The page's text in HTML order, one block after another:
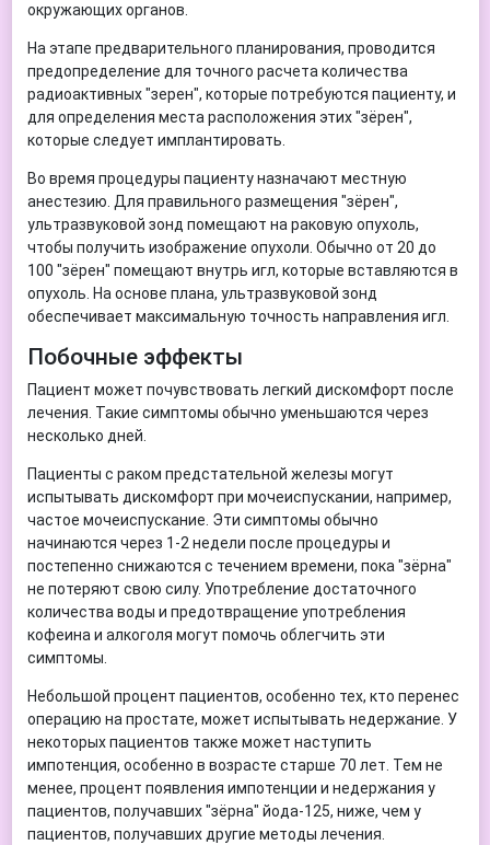
окружающих органов.
На этапе предварительного планирования, проводится
предопределение для точного расчета количества
радиоактивных "зерен", которые потребуются пациенту, и
для определения места расположения этих "зёрен",
которые следует имплантировать.
Во время процедуры пациенту назначают местную
анестезию. Для правильного размещения "зёрен",
ультразвуковой зонд помещают на раковую опухоль,
чтобы получить изображение опухоли. Обычно от 20 до
100 "зёрен" помещают внутрь игл, которые вставляются в
опухоль. На основе плана, ультразвуковой зонд
обеспечивает максимальную точность направления игл.
Побочные эффекты
Пациент может почувствовать легкий дискомфорт после
лечения. Такие симптомы обычно уменьшаются через
несколько дней.
Пациенты с раком предстательной железы могут
испытывать дискомфорт при мочеиспускании, например,
частое мочеиспускание. Эти симптомы обычно
начинаются через 1-2 недели после процедуры и
постепенно снижаются с течением времени, пока "зёрна"
не потеряют свою силу. Употребление достаточного
количества воды и предотвращение употребления
кофеина и алкоголя могут помочь облегчить эти
симптомы.
Небольшой процент пациентов, особенно тех, кто перенес
операцию на простате, может испытывать недержание. У
некоторых пациентов также может наступить
импотенция, особенно в возрасте старше 70 лет. Тем не
менее, процент появления импотенции и недержания у
пациентов, получавших "зёрна" йода-125, ниже, чем у
пациентов, получавших другие методы лечения.